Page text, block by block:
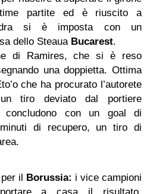
partite ed è riuscito a
si è imposta con un
dello Steaua Bucarest.
di Ramires, che si è reso
una doppietta. Ottima
che ha procurato l’autorete
tiro deviato dal portiere
con un goal di
di recupero, un tiro di
il Borussia: i vice campioni